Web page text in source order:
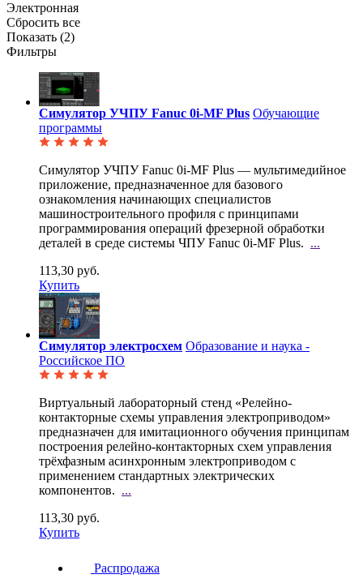
Электронная
Сбросить все
Показать (2)
Фильтры
Симулятор УЧПУ Fanuc 0i-MF Plus Обучающие
программы
Симулятор УЧПУ Fanuc 0i-MF Plus — мультимедийное
приложение, предназначенное для базового
ознакомления начинающих специалистов
машиностроительного профиля с принципами
программирования операций фрезерной обработки
деталей в среде системы ЧПУ Fanuc 0i-MF Plus. ...
113,30 руб.
Купить
Симулятор электросхем Образование и наука -
Российское ПО
Виртуальный лабораторный стенд «Релейно-
контакторные схемы управления электроприводом»
предназначен для имитационного обучения принципам
построения релейно-контакторных схем управления
трёхфазным асинхронным электроприводом с
применением стандартных электрических
компонентов. ...
113,30 руб.
Купить
Распродажа